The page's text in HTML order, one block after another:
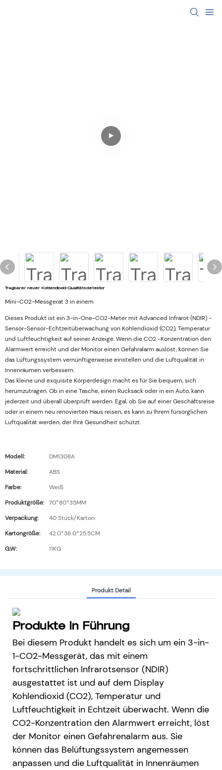
Tragbarer neuer Kohlendioxid-Qualitätsdetektor
Mini-CO2-Messgerät 3 in einem
Dieses Produkt ist ein 3-in-One-CO2-Meter mit Advanced Infrarot (NDIR) -
Sensor-Sensor-Echtzeitüberwachung von Kohlendioxid (CO2), Temperatur
und Luftfeuchtigkeit auf seiner Anzeige. Wenn die CO2 -Konzentration den
Alarmwert erreicht und der Monitor einen Gefahralarm auslöst, können Sie
das Lüftungssystem vernünftigerweise einstellen und die Luftqualität in
Innenräumen verbessern.
Das kleine und exquisite Körperdesign macht es für Sie bequem, sich
herumzutragen. Ob in eine Tasche, einen Rucksack oder in ein Auto, kann
jederzeit und überall überprüft werden. Egal, ob Sie auf einer Geschäftsreise
oder in einem neu renovierten Haus reisen, es kann zu Ihrem fürsorglichen
Luftqualität werden, der Ihre Gesundheit schützt.
Modell:
DM1308A
Material:
ABS
Farbe:
Weiß
Produktgröße:
70*80*35MM
Verpackung:
40 Stück/Karton
Kartongröße:
42.0*36.0*25.5CM
G.W:
11KG
Produkt Detail
Produkte In Führung
Bei diesem Produkt handelt es sich um ein 3-in-
1-CO2-Messgerät, das mit einem
fortschrittlichen Infrarotsensor (NDIR)
ausgestattet ist und auf dem Display
Kohlendioxid (CO2), Temperatur und
Luftfeuchtigkeit in Echtzeit überwacht. Wenn die
CO2-Konzentration den Alarmwert erreicht, löst
der Monitor einen Gefahrenalarm aus. Sie
können das Belüftungssystem angemessen
anpassen und die Luftqualität in Innenräumen